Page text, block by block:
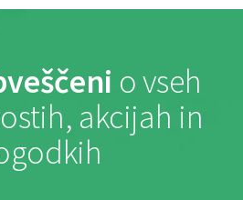
o vseh
akcijah in